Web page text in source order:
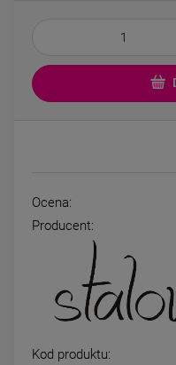
Pierścionek STAL
elastyczny
39,00 zł
Ocena:
Producent:
Kod produktu: